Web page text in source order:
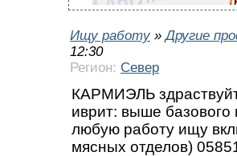
Ищу работу »Другие
12:30
Регион: Север
КАРМИЭЛЬ
иврит: выше
любую работу ищу
мясных отделов)